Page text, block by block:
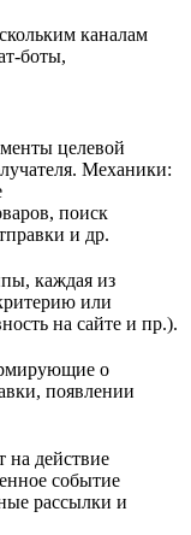
каналам
боты,
целевой
Механики:
поиск
и др.
каждая из
или
на сайте и пр.).
о
появлении
на действие
событие
рассылки и